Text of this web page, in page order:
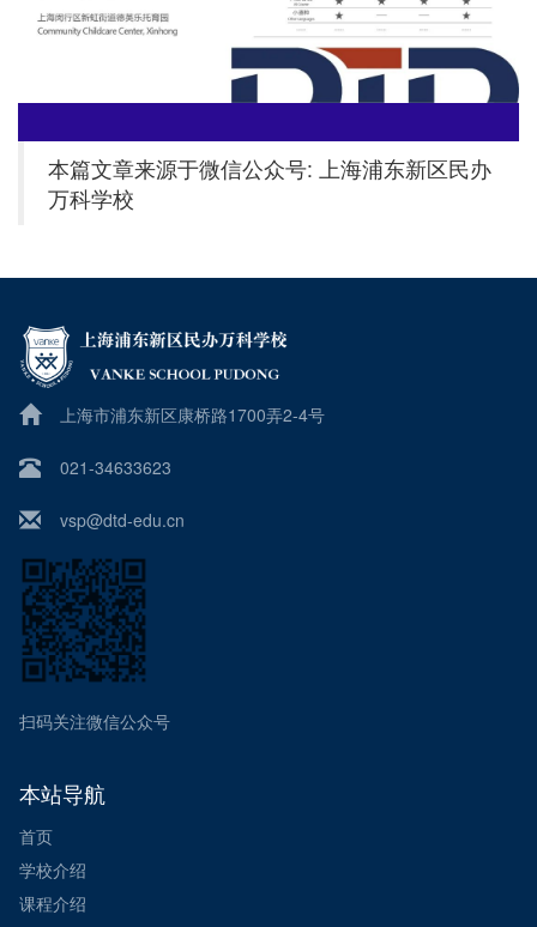
本篇文章来源于微信公众号: 上海浦东新区民办
万科学校
上海市浦东新区康桥路1700弄2-4号
021-34633623
vsp@dtd-edu.cn
扫码关注微信公众号
本站导航
首页
学校介绍
课程介绍